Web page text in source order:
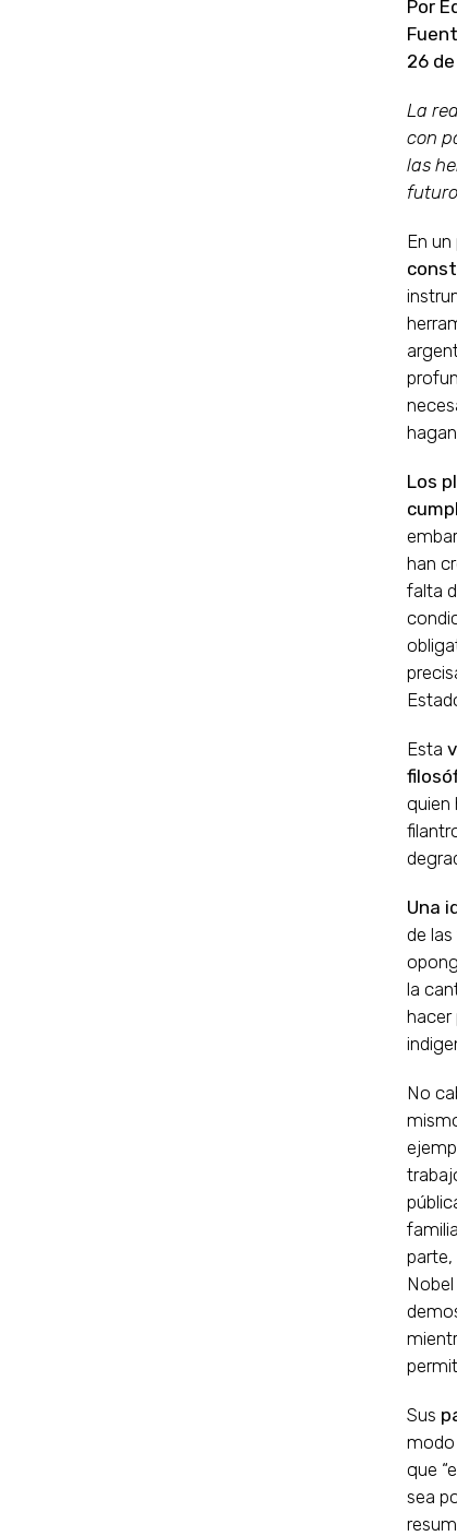
Por
26
La
con
las
futuro
En
Los
han
falta
Esta
quien
Una
de
la
hacer
No
parte,
Sus
modo
que
sea